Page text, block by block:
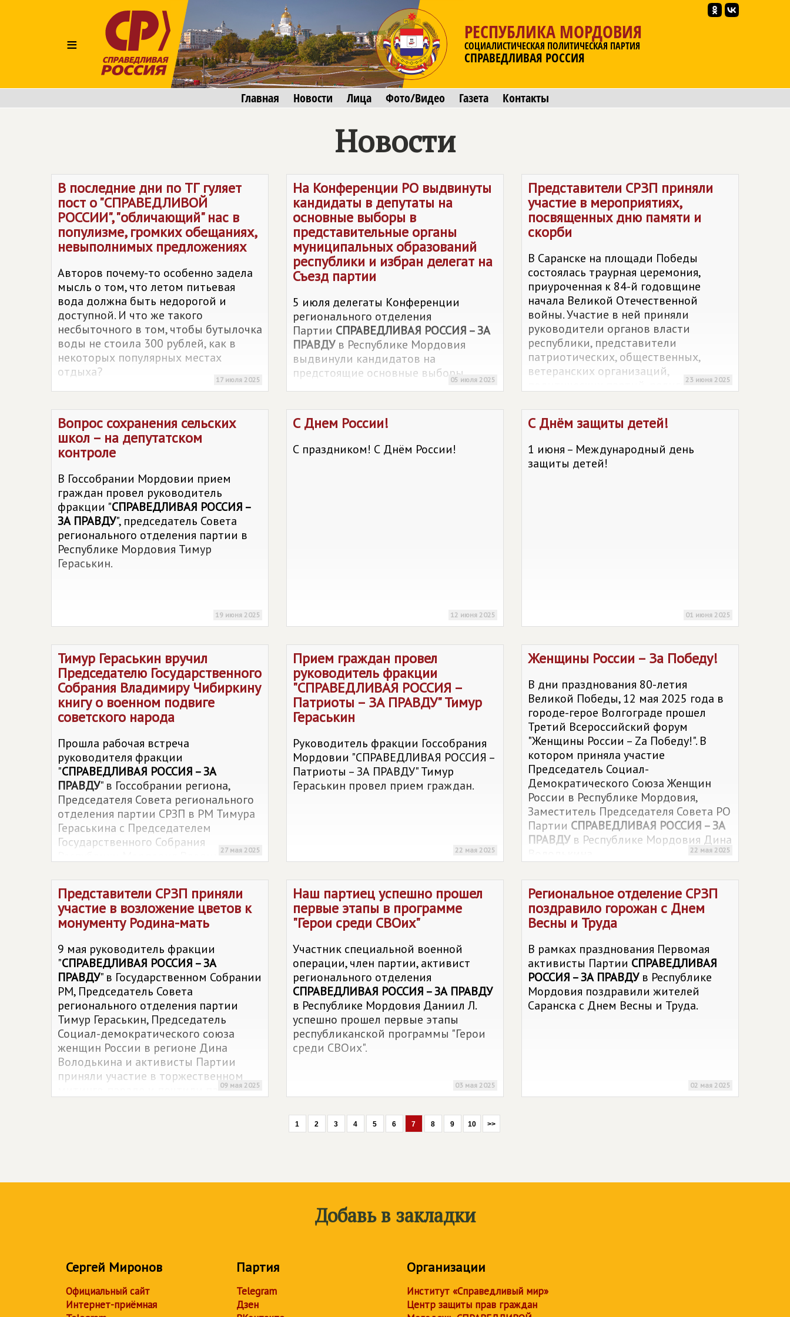
≡
РЕСПУБЛИКА МОРДОВИЯ
СОЦИАЛИСТИЧЕСКАЯ ПОЛИТИЧЕСКАЯ ПАРТИЯ
СПРАВЕДЛИВАЯ РОССИЯ
Главная Новости Лица Фото/Видео Газета Контакты
Новости
В последние дни по ТГ гуляет
пост о "СПРАВЕДЛИВОЙ
РОССИИ", "обличающий" нас в
популизме, громких обещаниях,
невыполнимых предложениях
Авторов почему-то особенно задела
мысль о том, что летом питьевая
вода должна быть недорогой и
доступной. И что же такого
несбыточного в том, чтобы бутылочка
воды не стоила 300 рублей, как в
некоторых популярных местах
отдыха?
17 июля 2025
На Конференции РО выдвинуты
кандидаты в депутаты на
основные выборы в
представительные органы
муниципальных образований
республики и избран делегат на
Съезд партии
5 июля делегаты Конференции
регионального отделения
Партии СПРАВЕДЛИВАЯ РОССИЯ – ЗА
ПРАВДУв Республике Мордовия
выдвинули кандидатов на
предстоящие основные выборы
депутатов в представительные
региона и избрали делегата на XV
Съезд партии, который состоится 25
октября в Москве.
05 июля 2025
Представители СРЗП приняли
участие в мероприятиях,
посвященных дню памяти и
скорби
В Саранске на площади Победы
состоялась траурная церемония,
приуроченная к 84-й годовщине
начала Великой Отечественной
войны. Участие в ней приняли
руководители органов власти
республики, представители
патриотических, общественных,
ветеранских организаций,
политических партий, религиозных
23 июня 2025
Вопрос сохранения сельских
школ – на депутатском
контроле
В Госсобрании Мордовии прием
граждан провел руководитель
фракции "СПРАВЕДЛИВАЯ РОССИЯ –
ЗА ПРАВДУ", председатель Совета
регионального отделения партии в
Республике Мордовия Тимур
Гераськин.
19 июня 2025
С Днем России!
С праздником! С Днём России!
12 июня 2025
С Днём защиты детей!
1 июня – Международный день
защиты детей!
01 июня 2025
Тимур Гераськин вручил
Председателю Государственного
Собрания Владимиру Чибиркину
книгу о военном подвиге
советского народа
Прошла рабочая встреча
руководителя фракции
"СПРАВЕДЛИВАЯ РОССИЯ – ЗА
ПРАВДУ" в Госсобрании региона,
Председателя Совета регионального
отделения партии СРЗП в РМ Тимура
Гераськина с Председателем
Государственного Собрания
Республики Мордовия Владимиром
законопроектная работа и вопросы
депутатской деятельности.
27 мая 2025
Прием граждан провел
руководитель фракции
"СПРАВЕДЛИВАЯ РОССИЯ –
Патриоты – ЗА ПРАВДУ" Тимур
Гераськин
Руководитель фракции Госсобрания
Мордовии "СПРАВЕДЛИВАЯ РОССИЯ –
Патриоты – ЗА ПРАВДУ" Тимур
Гераськин провел прием граждан.
22 мая 2025
Женщины России – За Победу!
В дни празднования 80-летия
Великой Победы, 12 мая 2025 года в
городе-герое Волгограде прошел
Третий Всероссийский форум
"Женщины России – Zа Победу!". В
котором приняла участие
Председатель Социал-
Демократического Союза Женщин
России в Республике Мордовия,
Заместитель Председателя Совета РО
Партии СПРАВЕДЛИВАЯ РОССИЯ – ЗА
ПРАВДУв Республике Мордовия Дина
22 мая 2025
Представители СРЗП приняли
участие в возложение цветов к
монументу Родина-мать
9 мая руководитель фракции
"СПРАВЕДЛИВАЯ РОССИЯ – ЗА
ПРАВДУ" в Государственном Собрании
РМ, Председатель Совета
регионального отделения партии
Тимур Гераськин, Председатель
Социал-демократического союза
женщин России в регионе Дина
Володькина и активисты Партии
приняли участие в торжественном
митинге-параде и почтили память
09 мая 2025
Наш партиец успешно прошел
первые этапы в программе
"Герои среди СВОих"
Участник специальной военной
операции, член партии, активист
регионального отделения
СПРАВЕДЛИВАЯ РОССИЯ – ЗА ПРАВДУ
в Республике Мордовия Даниил Л.
успешно прошел первые этапы
республиканской программы "Герои
среди СВОих".
03 мая 2025
Региональное отделение СРЗП
поздравило горожан с Днем
Весны и Труда
В рамках празднования Первомая
активисты Партии СПРАВЕДЛИВАЯ
РОССИЯ – ЗА ПРАВДУв Республике
Мордовия поздравили жителей
Саранска с Днем Весны и Труда.
02 мая 2025
1 2 3 4 5 6 7 8 9 10 >>
Добавь в закладки
Сергей Миронов
Официальный сайт
Интернет-приёмная
Партия
Telegram
Дзен
Организации
Институт «Справедливый мир»
Центр защиты прав граждан